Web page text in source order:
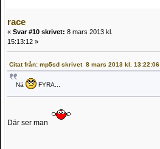
race
« Svar #10 skrivet: 8 mars 2013 kl.
15:13:12 »
Citat från: mp5sd skrivet 8 mars 2013 kl. 13:22:06
Nä FYRA...
Där ser man